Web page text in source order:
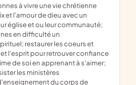
et l'amour de dieu avec un
église et ou leur communauté;
en difficulté un
restaurer les coeurs et
l'esprit pour retrouver confiance
de soi en apprenant à s'aimer;
les ministères
du corps de